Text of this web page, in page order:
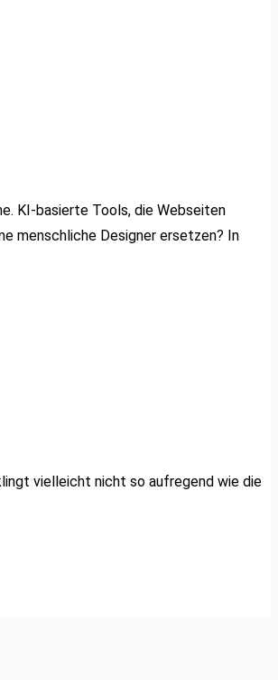
KI-basierte Tools, die Webseiten
menschliche Designer ersetzen? In
vielleicht nicht so aufregend wie die